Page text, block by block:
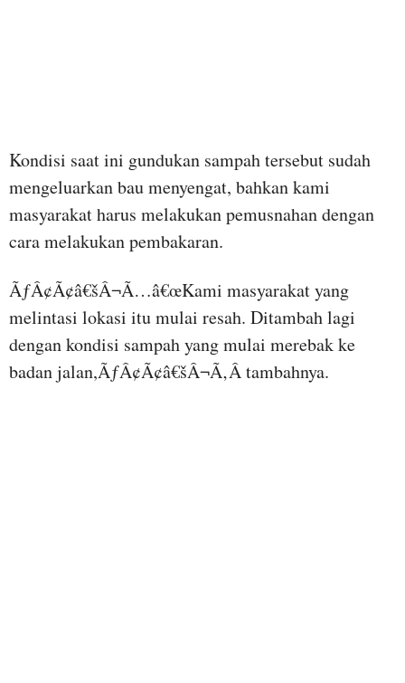
Kondisi saat ini gundukan sampah tersebut sudah
mengeluarkan bau menyengat, bahkan kami
masyarakat harus melakukan pemusnahan dengan
cara melakukan pembakaran.
ÃƒÂ¢Ã¢â€šÂ¬Ã…â€œKami masyarakat yang
melintasi lokasi itu mulai resah. Ditambah lagi
dengan kondisi sampah yang mulai merebak ke
badan jalan,ÃƒÂ¢Ã¢â€šÂ¬Ã‚Â tambahnya.